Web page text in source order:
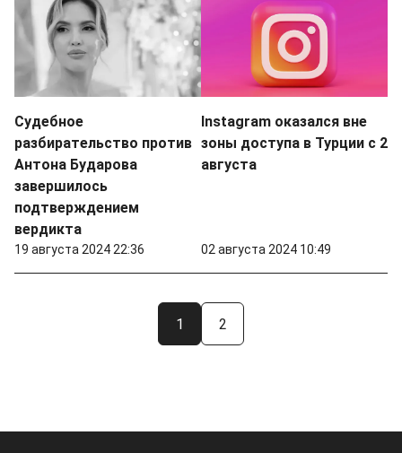
Судебное
разбирательство против
Антона Бударова
завершилось
подтверждением
вердикта
19 августа 2024 22:36
Instagram оказался вне
зоны доступа в Турции с 2
августа
02 августа 2024 10:49
1 2